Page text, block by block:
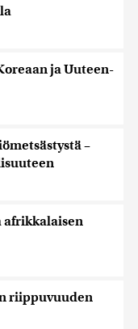
ja Uuteen-
–
afrikkalaisen
riippuvuuden